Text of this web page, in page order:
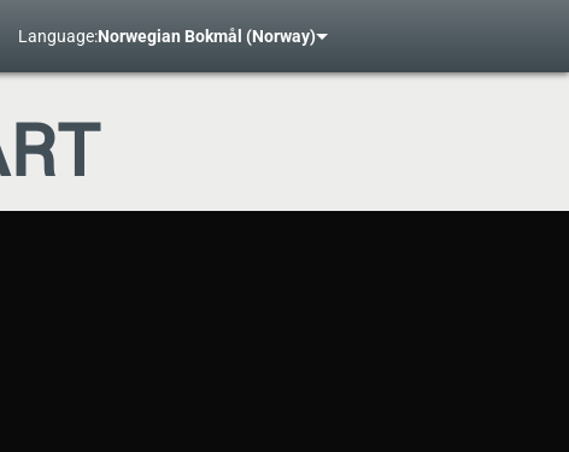
Language:Norwegian Bokmål (Norway)